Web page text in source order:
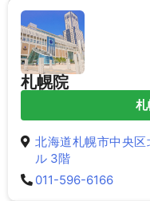
札幌院
北海道札幌市中央
ル 3階
011-596-6166